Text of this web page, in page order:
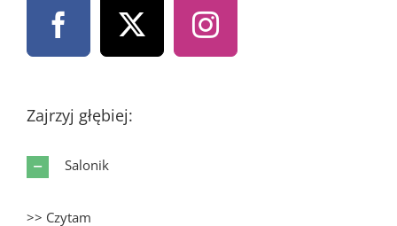
Zajrzyj głębiej:
Salonik
>> Czytam